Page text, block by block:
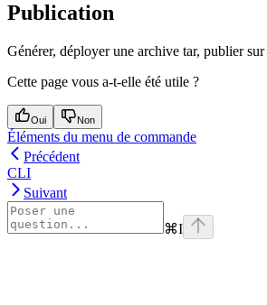
Publication
Générer, déployer une archive tar, publier
Cette page vous a-t-elle été utile ?
Oui Non
Éléments du menu de commande
Précédent
CLI
Suivant
⌘I